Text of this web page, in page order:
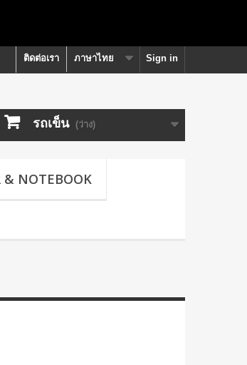
Sign in
ภาษาไทย
ติดต่อเรา
รถเข็น (ว่าง)
& NOTEBOOK